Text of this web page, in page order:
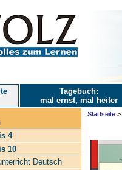
Tagebuch:
mal ernst, mal heiter
4
10
Deutsch
Startseite>